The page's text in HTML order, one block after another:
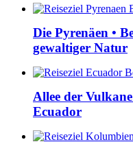
Die Pyrenäen •
gewaltiger Natur
Allee der
Ecuador